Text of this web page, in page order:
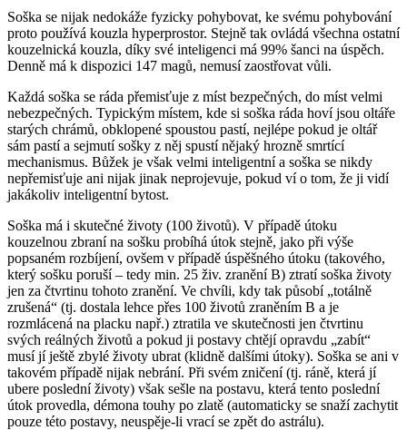
Soška se nijak nedokáže fyzicky pohybovat, ke svému pohybování
proto používá kouzla hyperprostor. Stejně tak ovládá všechna ostatní
kouzelnická kouzla, díky své inteligenci má 99% šanci na úspěch.
Denně má k dispozici 147 magů, nemusí zaostřovat vůli.
Každá soška se ráda přemisťuje z míst bezpečných, do míst velmi
nebezpečných. Typickým místem, kde si soška ráda hoví jsou oltáře
starých chrámů, obklopené spoustou pastí, nejlépe pokud je oltář
sám pastí a sejmutí sošky z něj spustí nějaký hrozně smrtící
mechanismus. Bůžek je však velmi inteligentní a soška se nikdy
nepřemisťuje ani nijak jinak neprojevuje, pokud ví o tom, že ji vidí
jakákoliv inteligentní bytost.
Soška má i skutečné životy (100 životů). V případě útoku
kouzelnou zbraní na sošku probíhá útok stejně, jako při výše
popsaném rozbíjení, ovšem v případě úspěšného útoku (takového,
který sošku poruší – tedy min. 25 živ. zranění B) ztratí soška životy
jen za čtvrtinu tohoto zranění. Ve chvíli, kdy tak působí „totálně
zrušená“ (tj. dostala lehce přes 100 životů zraněním B a je
rozmlácená na placku např.) ztratila ve skutečnosti jen čtvrtinu
svých reálných životů a pokud ji postavy chtějí opravdu „zabít“
musí jí ještě zbylé životy ubrat (klidně dalšími útoky). Soška se ani v
takovém případě nijak nebrání. Při svém zničení (tj. ráně, která jí
ubere poslední životy) však sešle na postavu, která tento poslední
útok provedla, démona touhy po zlatě (automaticky se snaží zachytit
pouze této postavy, neuspěje-li vrací se zpět do astrálu).